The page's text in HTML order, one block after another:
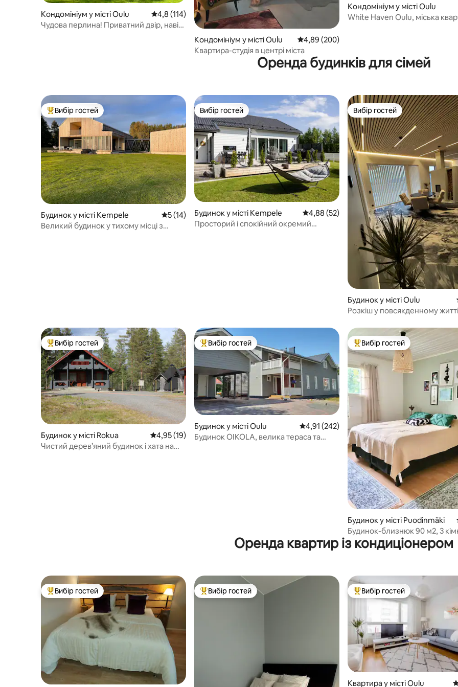
Кондомініум у місті Oulu Середня оцінка: 4,8 з 5, відгуки: 114
4,8 (114)
Чудова перлина! Приватний двір, навіс
Кондомініум у місті Oulu Середня оцінка: 4,89 з 5, відгуки: 200
4,89 (200)
Квартира-студія в центрі міста
Кондомініум у місті Oulu
White Haven Oulu, міська
Оренда будинків для сімей
Топ вибір гостей
Вибір гостей
Будинок у місті Kempele Середня оцінка: 5 з 5, відгуки: 14
5 (14)
Великий будинок у тихому місці з
Вибір гостей
Вибір гостей
Будинок у місті Kempele Середня оцінка: 4,88 з 5, відгуки: 52
4,88 (52)
Просторий і спокійний окремий
Вибір гостей
Вибір гостей
Будинок у місті Oulu
Розкіш у повсякденному
Топ вибір гостей
Вибір гостей
Будинок у місті Rokua Середня оцінка: 4,95 з 5, відгуки: 19
4,95 (19)
Чистий дерев’яний будинок і хата на
Топ вибір гостей
Вибір гостей
Будинок у місті Oulu Середня оцінка: 4,91 з 5, відгуки: 242
4,91 (242)
Будинок OIKOLA, велика тераса та
Топ вибір гостей
Вибір гостей
Будинок у місті Puodinmäki
Будинок-близнюк 90 м2, 3
Оренда квартир із кондиціонером
Топ вибір гостей
Вибір гостей Топ вибір гостей
Вибір гостей Топ вибір гостей
Вибір гостей
Квартира у місті Oulu